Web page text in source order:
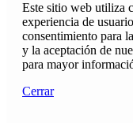
Este sitio web utiliza
experiencia de
consentimiento para
y la aceptación de
para mayor
Cerrar